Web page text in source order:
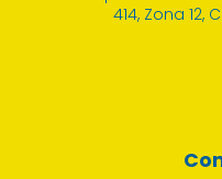
414, Zona